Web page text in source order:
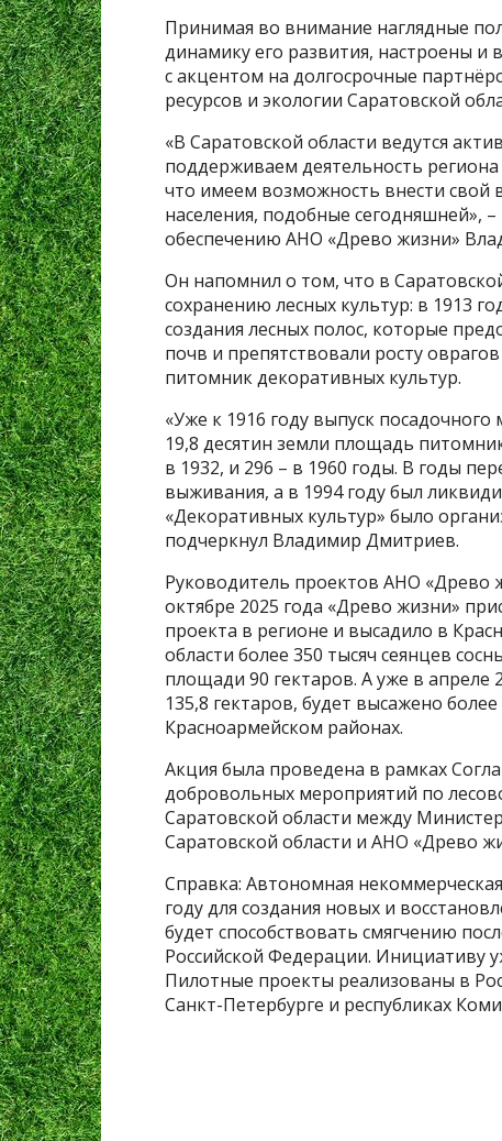
Принимая во внимание наглядные
динамику его развития, настроены и
с акцентом на долгосрочные
ресурсов и экологии Саратовской
«В Саратовской области ведутся
поддерживаем деятельность
что имеем возможность внести свой
населения, подобные сегодняшней»,
обеспечению АНО «Древо жизни»
Он напомнил о том, что в
сохранению лесных культур: в 1913
создания лесных полос, которые
почв и препятствовали росту
питомник декоративных культур.
«Уже к 1916 году выпуск посадочного
19,8 десятин земли площадь
в 1932, и 296 – в 1960 годы. В годы
выживания, а в 1994 году был
«Декоративных культур» было
подчеркнул Владимир Дмитриев.
Руководитель проектов АНО «Древо
октябре 2025 года «Древо жизни»
проекта в регионе и высадило в
области более 350 тысяч сеянцев
площади 90 гектаров. А уже в апреле
135,8 гектаров, будет высажено
Красноармейском районах.
Акция была проведена в рамках
добровольных мероприятий по
Саратовской области между
Саратовской области и АНО «Древо
Справка: Автономная
году для создания новых и
будет способствовать смягчению
Российской Федерации. Инициативу
Пилотные проекты реализованы в
Санкт-Петербурге и республиках